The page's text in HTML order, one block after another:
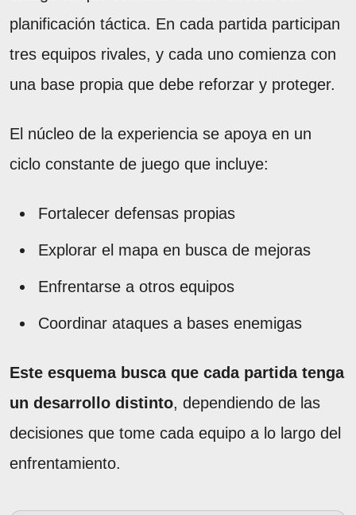
planificación táctica. En cada partida participan
tres equipos rivales, y cada uno comienza con
una base propia que debe reforzar y proteger.
El núcleo de la experiencia se apoya en un
ciclo constante de juego que incluye:
Fortalecer defensas propias
Explorar el mapa en busca de mejoras
Enfrentarse a otros equipos
Coordinar ataques a bases enemigas
Este esquema busca que cada partida tenga
un desarrollo distinto, dependiendo de las
decisiones que tome cada equipo a lo largo del
enfrentamiento.